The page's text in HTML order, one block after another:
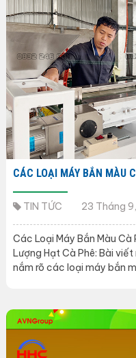
CÁC LOẠI MÁY BẮN MÀU
TIN TỨC 23 Tháng
Các Loại Máy Bắn Màu
Lượng Hạt Cà Phê: Bài
nắm rõ các loại máy bắn